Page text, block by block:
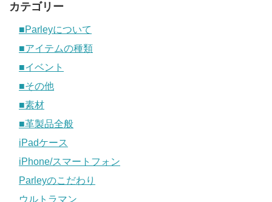
カテゴリー
■Parleyについて
■アイテムの種類
■イベント
■その他
■素材
■革製品全般
iPadケース
iPhone/スマートフォン
Parleyのこだわり
ウルトラマン